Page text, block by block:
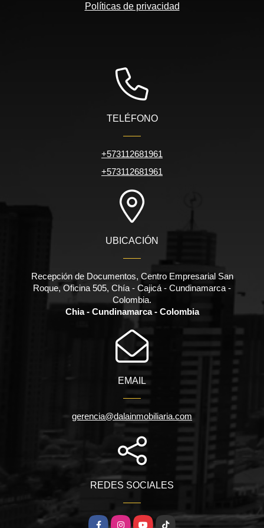
Políticas de privacidad
TELÉFONO
+573112681961
+573112681961
UBICACIÓN
Recepción de Documentos, Centro Empresarial San
Roque, Oficina 505, Chía - Cajicá - Cundinamarca -
Colombia.
Chia - Cundinamarca - Colombia
EMAIL
gerencia@dalainmobiliaria.com
REDES SOCIALES
FacebookInstagramYouTube
TikTok